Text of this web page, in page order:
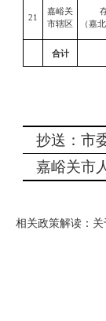
21
嘉峪关
市辖区
（嘉
合计
抄送：市
嘉峪关市
相关政策解读：